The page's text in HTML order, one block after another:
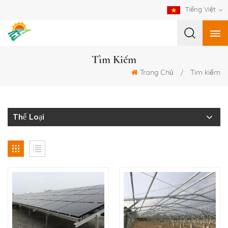
Tiếng Việt
Tìm Kiếm
Trang Chủ / Tìm kiếm
Thể Loại